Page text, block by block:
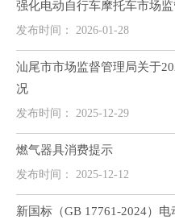
强化电动自行车摩托车市场
发布时间： 2026-01-28
汕尾市市场监督管理局关于
况
发布时间： 2025-12-29
燃气器具消费提示
发布时间： 2025-12-12
新国标（GB 17761-2024）